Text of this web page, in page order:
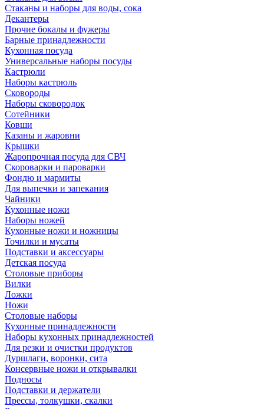
Стаканы и наборы для воды, сока
Декантеры
Прочие бокалы и фужеры
Барные принадлежности
Кухонная посуда
Универсальные наборы посуды
Кастрюли
Наборы кастрюль
Сковороды
Наборы сковородок
Сотейники
Ковши
Казаны и жаровни
Крышки
Жаропрочная посуда для СВЧ
Скороварки и пароварки
Фондю и мармиты
Для выпечки и запекания
Чайники
Кухонные ножи
Наборы ножей
Кухонные ножи и ножницы
Точилки и мусаты
Подставки и аксессуары
Детская посуда
Столовые приборы
Вилки
Ложки
Ножи
Столовые наборы
Кухонные принадлежности
Наборы кухонных принадлежностей
Для резки и очистки продуктов
Дуршлаги, воронки, сита
Консервные ножи и открывалки
Подносы
Подставки и держатели
Прессы, толкушки, скалки